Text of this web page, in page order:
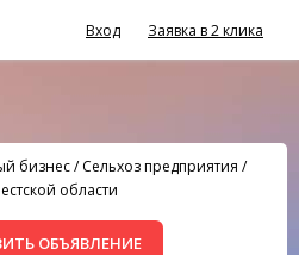
Вход Заявка в 2 клика
бизнес/Сельхоз предприятия /
области
ОБЪЯВЛЕНИЕ